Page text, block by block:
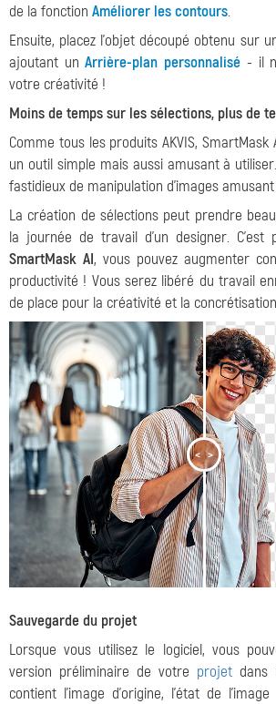
de la fonction Améliorer les contours.
Ensuite, placez l'objet découpé obtenu sur
ajoutant unArrière-plan personnalisé - il
votre créativité !
Moins de temps sur les sélections, plus de
Comme tous les produits AKVIS,
un outil simple mais aussi amusant à
fastidieux de manipulation d'images
La création de sélections peut prendre
la journée de travail d'un designer. C'est
SmartMask AI, vous pouvez augmenter
productivité ! Vous serez libéré du travail
de place pour la créativité et la
< >
Sauvegarde du projet
Lorsque vous utilisez le logiciel, vous
version préliminaire de votre projet dans
contient l'image d'origine, l'état de